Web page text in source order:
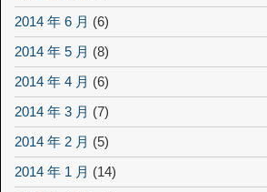
2014 年 6 月 (6)
2014 年 5 月 (8)
2014 年 4 月 (6)
2014 年 3 月 (7)
2014 年 2 月 (5)
2014 年 1 月 (14)